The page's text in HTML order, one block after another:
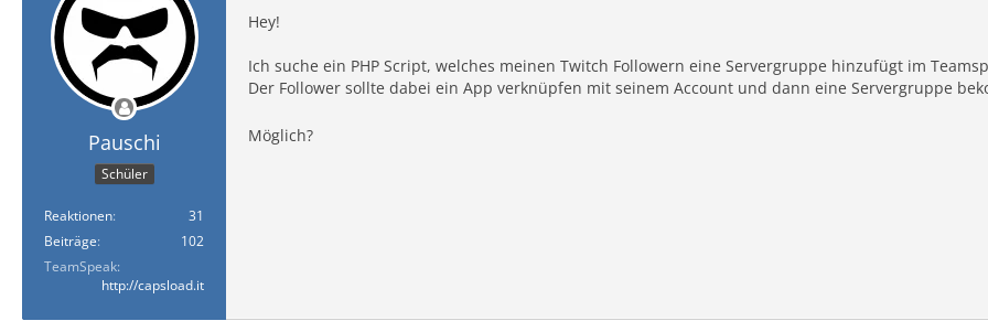
Pauschi
Schüler
Reaktionen
31
Beiträge
102
TeamSpeak
http://capsload.it
Hey!
Ich suche ein PHP Script, welches meinen Twitch Followern eine Servergruppe hinzufügt im
Der Follower sollte dabei ein App verknüpfen mit seinem Account und dann eine Servergruppe
Möglich?